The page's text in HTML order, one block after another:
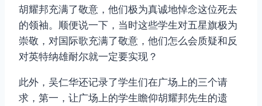
胡耀邦充满了敬意，他们极为真诚地悼念这位死去
的领袖。顺便说一下，当时这些学生对五星旗极为
崇敬，对国际歌充满了敬意，他们怎么会质疑和反
对英特纳雄耐尔就一定要实现？
此外，吴仁华还记录了学生们在广场上的三个请
求，第一，让广场上的学生瞻仰胡耀邦先生的遗